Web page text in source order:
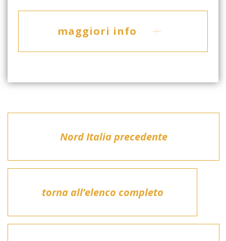
maggiori info
Nord Italia precedente
torna all’elenco completo